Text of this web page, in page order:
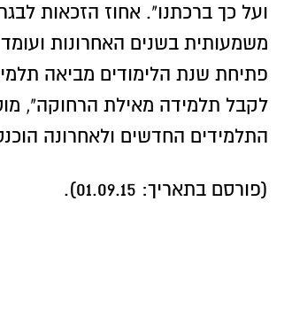
ועל כך ברכתנו". אחוז הזכאות
פתיחת שנת הלימודים מביאה
לקבל תלמידה מאילת הרחוקה",
התלמידים החדשים ולאחרונה הוכנסו 4 כיתות
(פורסם בתאריך: 01.09.15).